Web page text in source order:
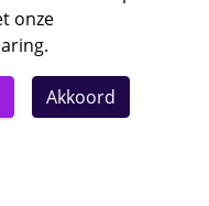
onze
.
Akkoord